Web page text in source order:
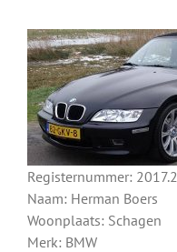
Registernummer:
Naam: Herman Boers
Woonplaats: Schagen
Merk: BMW